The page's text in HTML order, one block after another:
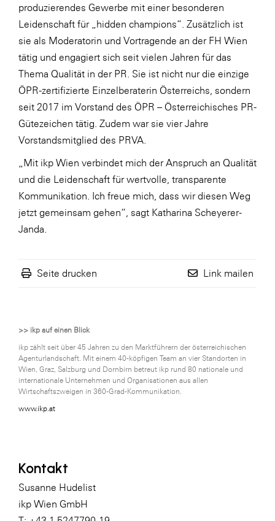
WK UBIT
Zühlke
Media
produzierendes Gewerbe mit einer besonderen
Leidenschaft für „hidden champions“. Zusätzlich ist
sie als Moderatorin und Vortragende an der FH Wien
tätig und engagiert sich seit vielen Jahren für das
Thema Qualität in der PR. Sie ist nicht nur die einzige
ÖPR-zertifizierte Einzelberaterin Österreichs, sondern
seit 2017 im Vorstand des ÖPR – Österreichisches PR-
Gütezeichen tätig. Zudem war sie vier Jahre
Vorstandsmitglied des PRVA.
„Mit ikp Wien verbindet mich der Anspruch an Qualität
und die Leidenschaft für wertvolle, transparente
Kommunikation. Ich freue mich, dass wir diesen Weg
jetzt gemeinsam gehen“, sagt Katharina Scheyerer-
Janda.
Seite drucken Link mailen
>> ikp auf einen Blick
ikp zählt seit über 45 Jahren zu den Marktführern der österreichischen
Agenturlandschaft. Mit einem 40-köpfigen Team an vier Standorten in
Wien, Graz, Salzburg und Dornbirn betreut ikp rund 80 nationale und
internationale Unternehmen und Organisationen aus allen
Wirtschaftszweigen in 360-Grad-Kommunikation.
www.ikp.at
Kontakt
Susanne Hudelist
ikp Wien GmbH